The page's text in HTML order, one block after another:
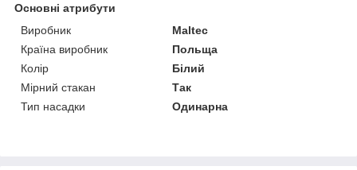
Основні атрибути
Виробник
Maltec
Країна виробник
Польща
Колір
Білий
Мірний стакан
Так
Тип насадки
Одинарна